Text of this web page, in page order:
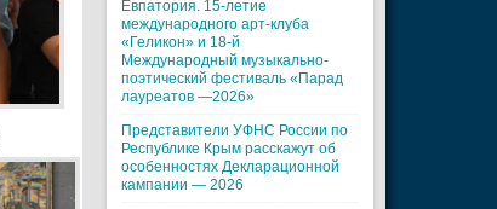
Евпатория. 15-летие
международного арт-клуба
«Геликон» и 18-й
Международный музыкально-
поэтический фестиваль «Парад
лауреатов —2026»
Представители УФНС России по
Республике Крым расскажут об
особенностях Декларационной
кампании — 2026